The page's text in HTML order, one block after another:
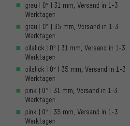
grau | 0° | 31 mm, Versand in 1-3
Werktagen
grau | 0° | 35 mm, Versand in 1-3
Werktagen
oilslick | 0° | 31 mm, Versand in 1-3
Werktagen
oilslick | 0° | 35 mm, Versand in 1-3
Werktagen
pink | 0° | 31 mm, Versand in 1-3
Werktagen
pink | 0° | 35 mm, Versand in 1-3
Werktagen